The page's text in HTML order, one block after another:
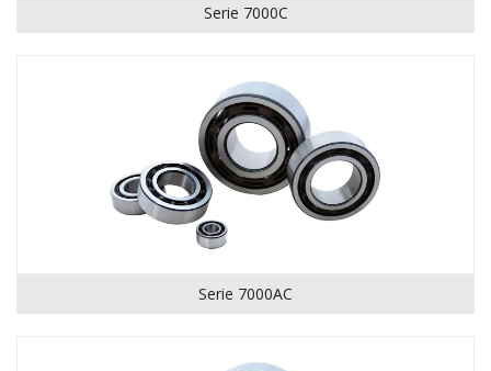
Serie 7000C
Serie 7000AC